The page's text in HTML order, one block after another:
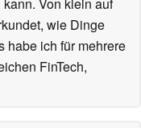
wie Dinge
habe ich für mehrere
FinTech,